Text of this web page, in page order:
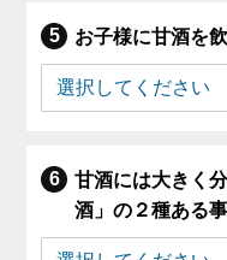
お子様に甘酒を
甘酒には大きく
酒」の２種ある